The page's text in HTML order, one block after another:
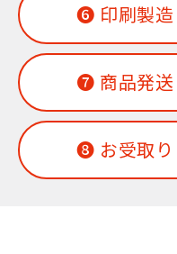
❻ 印刷製造
❼ 商品発送
❽ お受取り